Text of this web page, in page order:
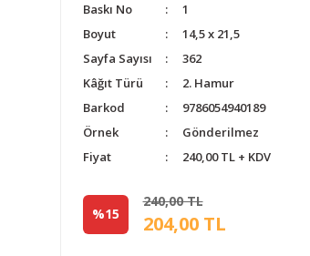
Baskı No
1
Boyut
14,5 x 21,5
Sayfa Sayısı
362
Kâğıt Türü
2. Hamur
Barkod
9786054940189
Örnek
Gönderilmez
Fiyat
240,00 TL + KDV
%15
240,00 TL
204,00 TL